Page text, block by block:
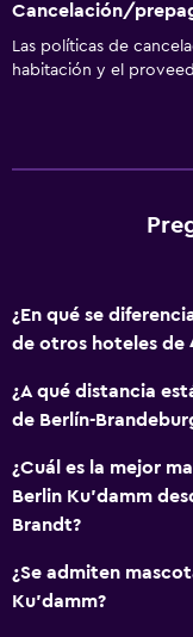
Cancelación/
Las políticas de
habitación y el
¿En qué se
de otros hoteles de
¿A qué distancia
de Berlín-
¿Cuál es la mejor
Berlin Ku'damm
Brandt?
¿Se admiten
Ku'damm?